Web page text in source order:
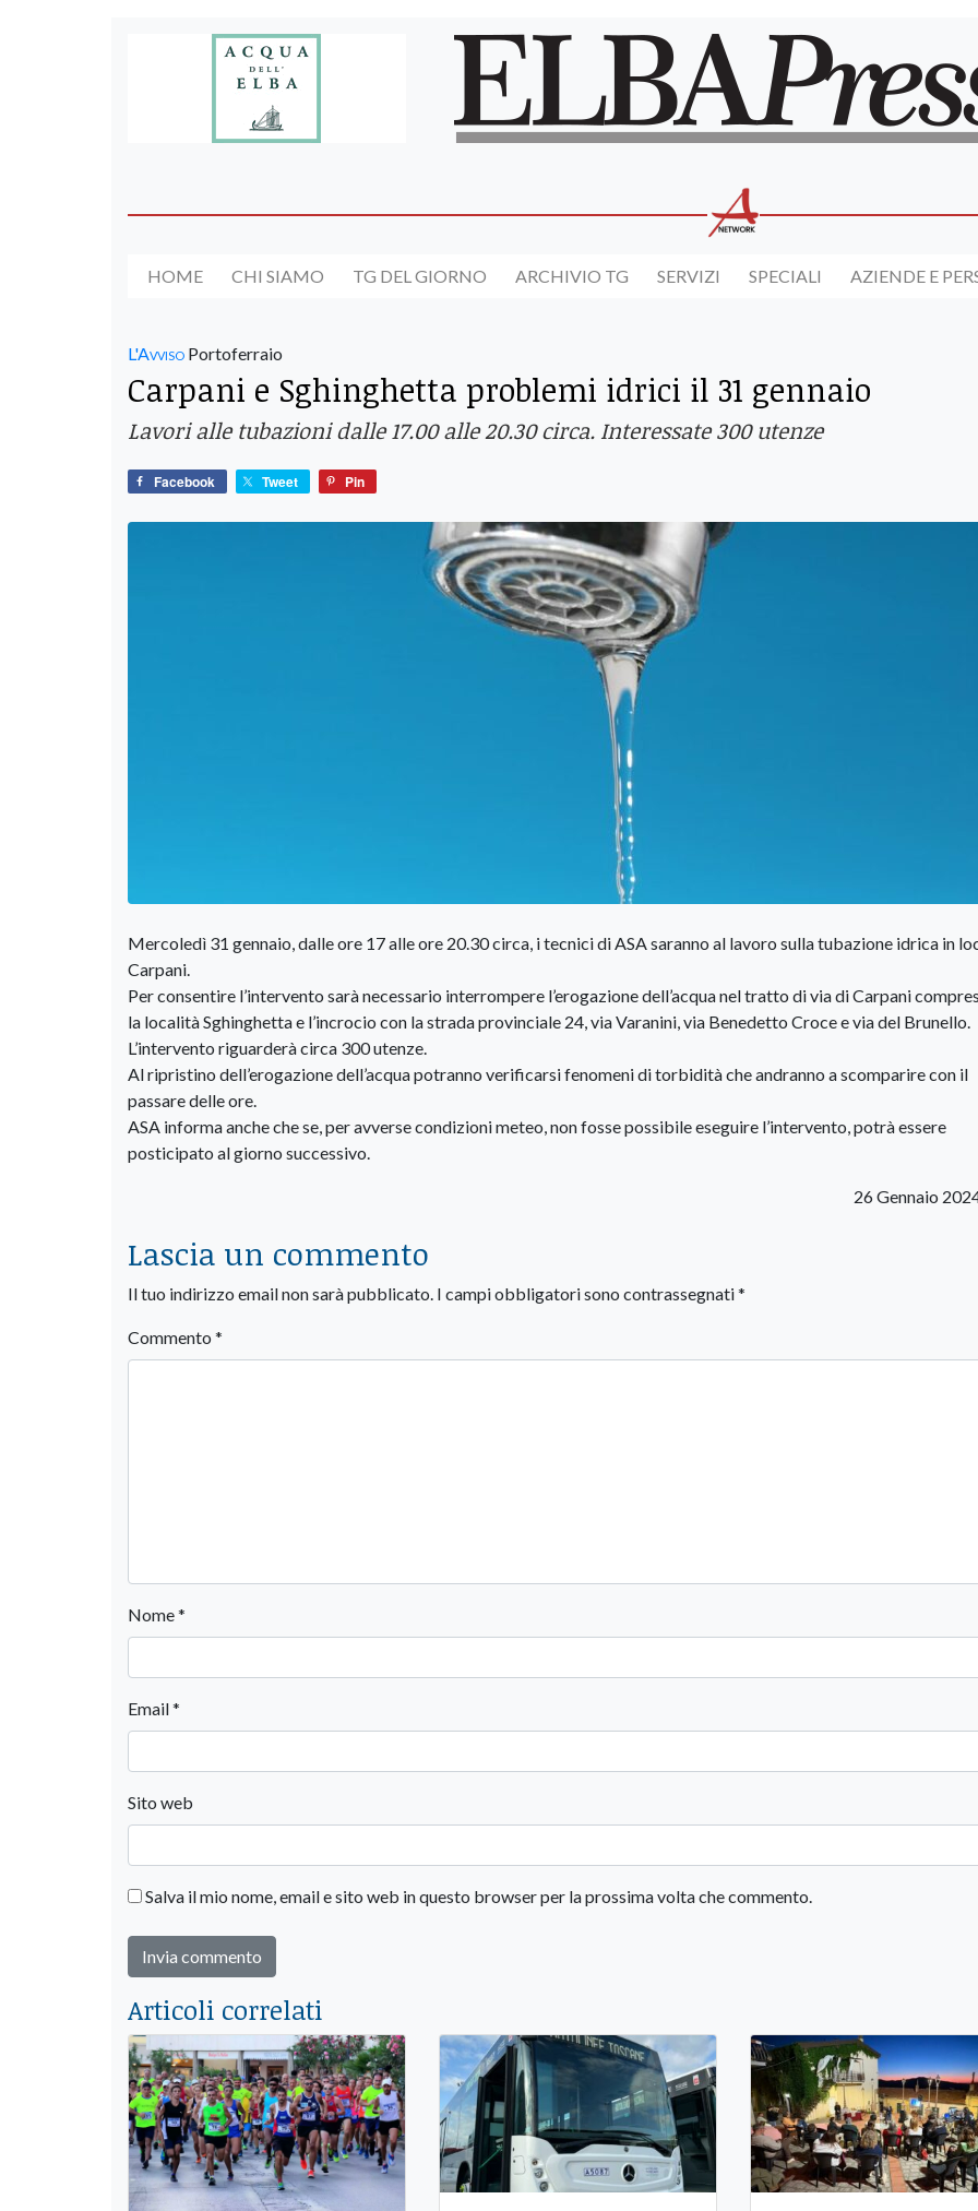
HOME CHI SIAMO TG DEL GIORNO ARCHIVIO TG SERVIZI SPECIALI AZIENDE E
L'Avviso Portoferraio
Carpani e Sghinghetta problemi idrici il 31 gennaio
Lavori alle tubazioni dalle 17.00 alle 20.30 circa. Interessate 300 utenze
Facebook Tweet Pin
Mercoledì 31 gennaio, dalle ore 17 alle ore 20.30 circa, i tecnici di ASA saranno al lavoro sulla tubazione idrica in
Carpani.
Per consentire l’intervento sarà necessario interrompere l’erogazione dell’acqua nel tratto di via di Carpani
la località Sghinghetta e l’incrocio con la strada provinciale 24, via Varanini, via Benedetto Croce e via del Brunello.
L’intervento riguarderà circa 300 utenze.
Al ripristino dell’erogazione dell’acqua potranno verificarsi fenomeni di torbidità che andranno a scomparire con il
passare delle ore.
ASA informa anche che se, per avverse condizioni meteo, non fosse possibile eseguire l’intervento, potrà essere
posticipato al giorno successivo.
26 Gennaio
Lascia un commento
Il tuo indirizzo email non sarà pubblicato. I campi obbligatori sono contrassegnati*
Commento *
Nome*
Email*
Sito web
Salva il mio nome, email e sito web in questo browser per la prossima volta che commento.
Articoli correlati